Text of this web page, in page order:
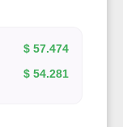
$ 57.474
$ 54.281